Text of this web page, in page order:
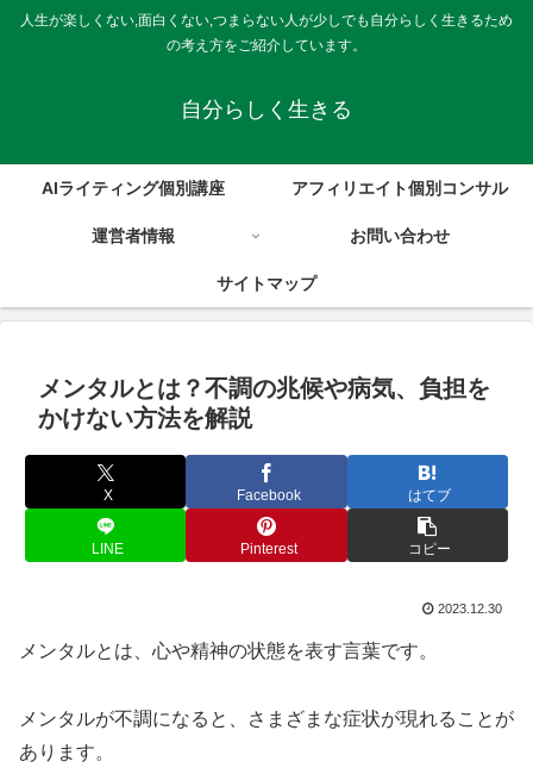
人生が楽しくない,面白くない,つまらない人が少しでも自分らしく生きるため
の考え方をご紹介しています。
自分らしく生きる
AIライティング個別講座 アフィリエイト個別コンサル
運営者情報 お問い合わせ
サイトマップ
メンタルとは？不調の兆候や病気、負担を
かけない方法を解説
X Facebook はてブ
LINE Pinterest コピー
2023.12.30
メンタルとは、心や精神の状態を表す言葉です。
メンタルが不調になると、さまざまな症状が現れることが
あります。